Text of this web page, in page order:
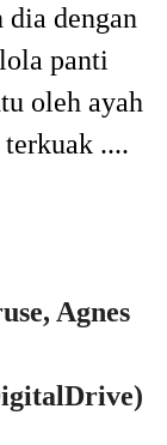
dia dengan
panti
oleh ayah
....
Agnes